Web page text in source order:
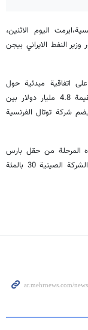
اليوم الاثنين،
بحضور وزير النفط الايراني بيجن
على اتفاقية مبدئية حول
مشروع تطوير المرحلة 11 من حقل بارس الجنوبي بقيمة 4.8 مليار دولار بين
يضم شركة توتال الفرنسية
المرحلة من حقل بارس
الجنوبي، وتبلغ حصة هذه الشركة 50.1 بالمئة وحصة الشركة الصينية 30 بالمئة